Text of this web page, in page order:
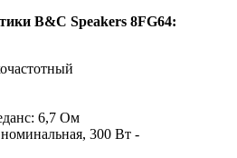
B&C Speakers 8FG64:
6,7 Ом
300 Вт -